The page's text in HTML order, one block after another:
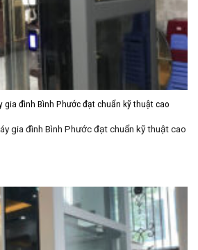
gia đình Bình Phước đạt chuẩn kỹ thuật cao
gia đình Bình Phước đạt chuẩn kỹ thuật cao